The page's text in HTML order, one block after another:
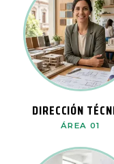
DIRECCIÓN
ÁREA 01